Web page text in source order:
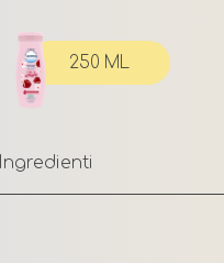
250 ML
Ingredienti